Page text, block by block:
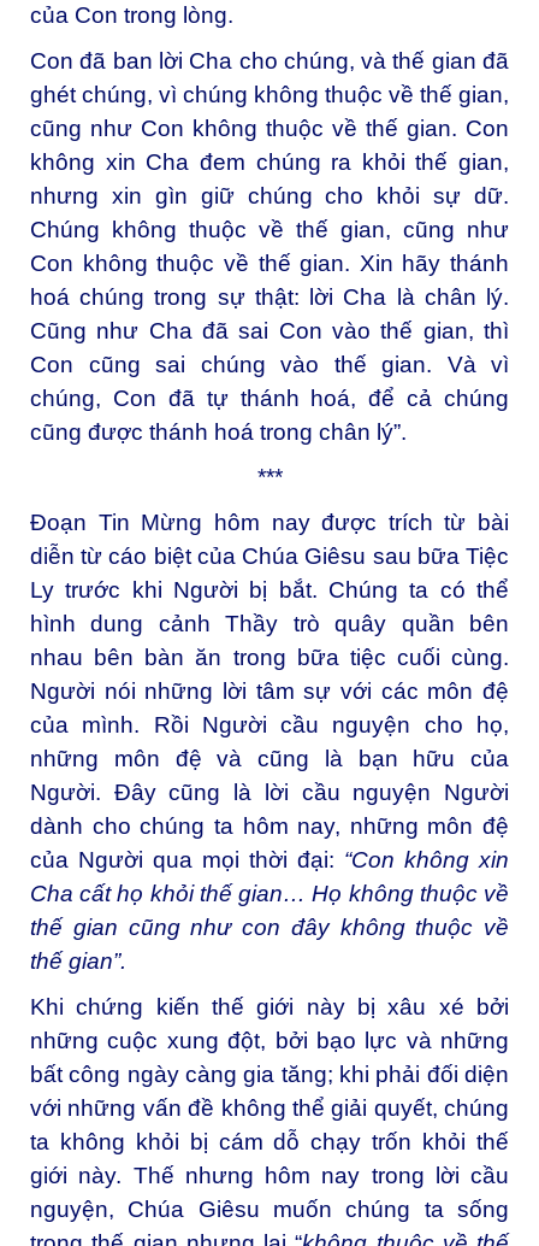
của Con trong lòng.
Con đã ban lời Cha cho chúng, và thế gian đã
ghét chúng, vì chúng không thuộc về thế gian,
cũng như Con không thuộc về thế gian. Con
không xin Cha đem chúng ra khỏi thế gian,
nhưng xin gìn giữ chúng cho khỏi sự dữ.
Chúng không thuộc về thế gian, cũng như
Con không thuộc về thế gian. Xin hãy thánh
hoá chúng trong sự thật: lời Cha là chân lý.
Cũng như Cha đã sai Con vào thế gian, thì
Con cũng sai chúng vào thế gian. Và vì
chúng, Con đã tự thánh hoá, để cả chúng
cũng được thánh hoá trong chân lý”.
***
Đoạn Tin Mừng hôm nay được trích từ bài
diễn từ cáo biệt của Chúa Giêsu sau bữa Tiệc
Ly trước khi Người bị bắt. Chúng ta có thể
hình dung cảnh Thầy trò quây quần bên
nhau bên bàn ăn trong bữa tiệc cuối cùng.
Người nói những lời tâm sự với các môn đệ
của mình. Rồi Người cầu nguyện cho họ,
những môn đệ và cũng là bạn hữu của
Người. Đây cũng là lời cầu nguyện Người
dành cho chúng ta hôm nay, những môn đệ
của Người qua mọi thời đại: “Con không xin
Cha cất họ khỏi thế gian… Họ không thuộc về
thế gian cũng như con đây không thuộc về
thế gian”.
Khi chứng kiến thế giới này bị xâu xé bởi
những cuộc xung đột, bởi bạo lực và những
bất công ngày càng gia tăng; khi phải đối diện
với những vấn đề không thể giải quyết, chúng
ta không khỏi bị cám dỗ chạy trốn khỏi thế
giới này. Thế nhưng hôm nay trong lời cầu
nguyện, Chúa Giêsu muốn chúng ta sống